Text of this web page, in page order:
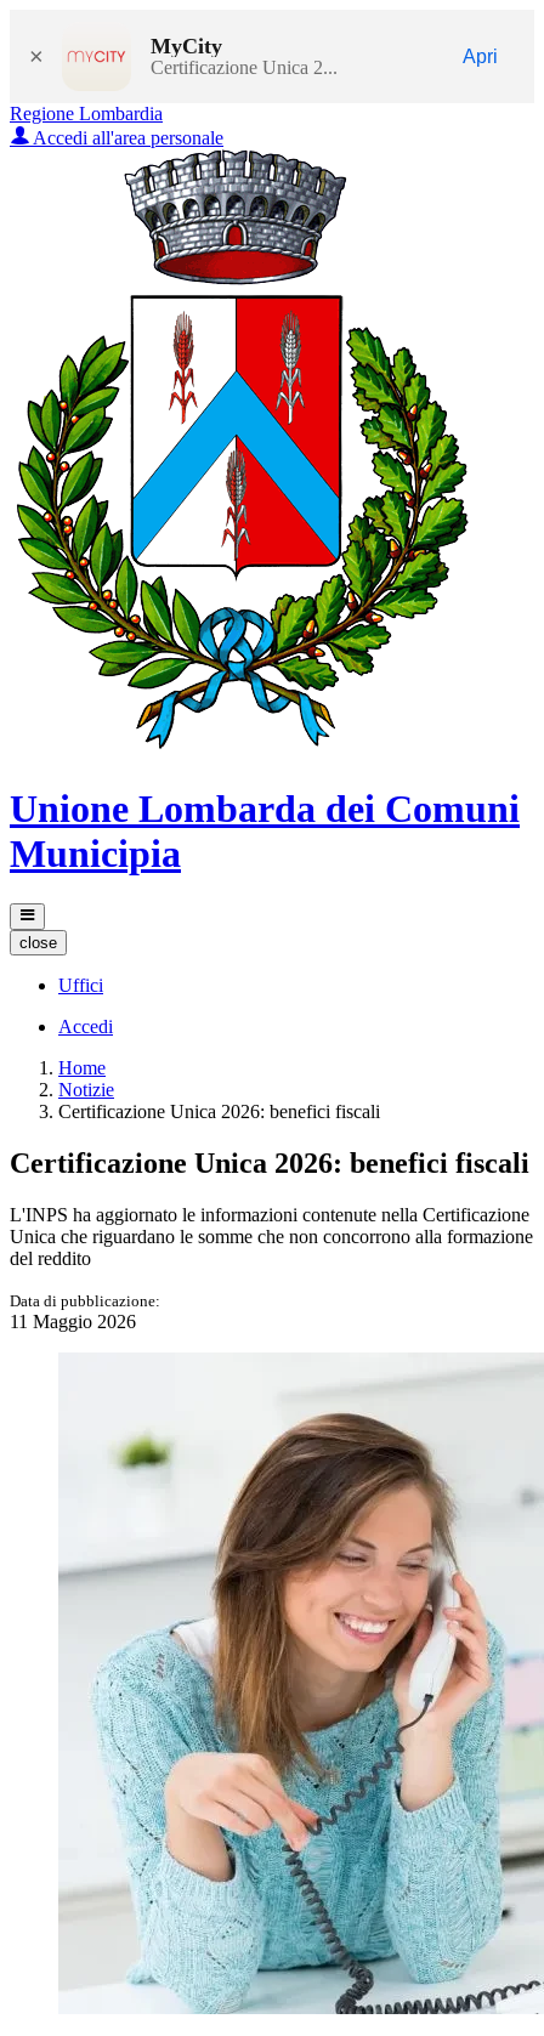
× MyCity
Certificazione Unica 2...
Apri
Regione Lombardia
Accedi all'area personale
Unione Lombarda dei Comuni
Municipia
close
Uffici
Accedi
Home
Notizie
Certificazione Unica 2026: benefici fiscali
Certificazione Unica 2026: benefici fiscali
L'INPS ha aggiornato le informazioni contenute nella Certificazione
Unica che riguardano le somme che non concorrono alla formazione
del reddito
Data di pubblicazione:
11 Maggio 2026